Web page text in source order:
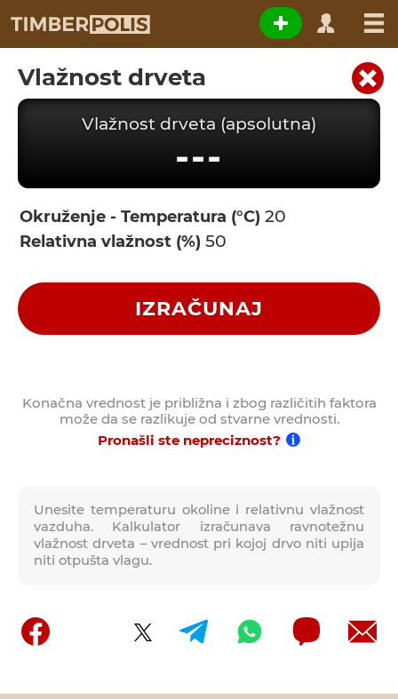
Vlažnost drveta
Unesite temperaturu okoline i relativnu vlažnost
vazduha. Kalkulator izračunava ravnotežnu
vlažnost drveta – vrednost pri kojoj drvo niti upija
niti otpušta vlagu.
Vlažnost drveta (apsolutna)
---
Okruženje - Temperatura (°C)
Relativna vlažnost (%)
IZRAČUNAJ
Konačna vrednost je približna i zbog različitih faktora
može da se razlikuje od stvarne vrednosti.
Pronašli ste nepreciznost?